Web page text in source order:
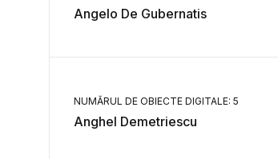
Angelo De Gubernatis
NUMĂRUL DE OBIECTE DIGITALE: 5
Anghel Demetriescu